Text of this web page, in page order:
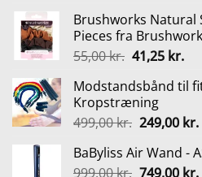
pris
var:
179,95 kr..
Brushworks Natural
Pieces fra
55,00kr. Den
pris
var:
55,00 kr..
41,25 kr.Den
Modstandsbånd til
Kropstræning
499,00kr. Den
pris
var:
249,00 kr.
BaByliss Air Wand -
999,00kr. Den
749,00 kr.